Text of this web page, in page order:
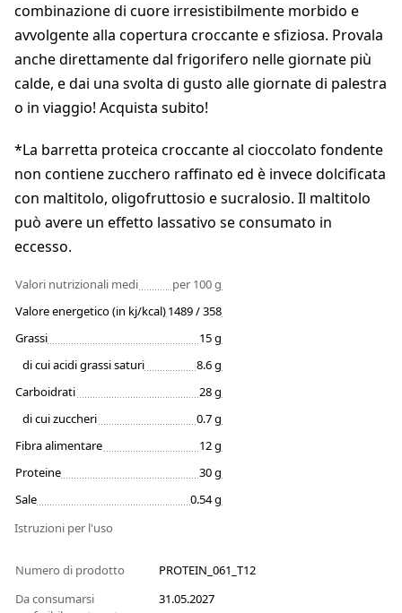
combinazione di cuore irresistibilmente morbido e
avvolgente alla copertura croccante e sfiziosa. Provala
anche direttamente dal frigorifero nelle giornate più
calde, e dai una svolta di gusto alle giornate di palestra
o in viaggio! Acquista subito!
*La barretta proteica croccante al cioccolato fondente
non contiene zucchero raffinato ed è invece dolcificata
con maltitolo, oligofruttosio e sucralosio. Il maltitolo
può avere un effetto lassativo se consumato in
eccesso.
Valori nutrizionali medi
per 100 g
Valore energetico (in kj/kcal)1489 / 358
Grassi
15 g
di cui acidi grassi saturi
8.6 g
Carboidrati
28 g
di cui zuccheri
0.7 g
Fibra alimentare
12 g
Proteine
30 g
Sale
0.54 g
Istruzioni per l'uso
Numero di prodotto
PROTEIN_061_T12
Da consumarsi
31.05.2027